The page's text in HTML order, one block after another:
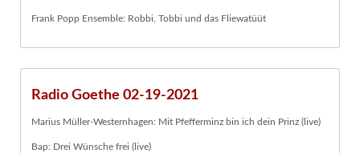
Frank Popp Ensemble: Robbi, Tobbi und das Fliewatüüt
Radio Goethe 02-19-2021
Marius Müller-Westernhagen: Mit Pfefferminz bin ich dein Prinz (live)
Bap: Drei Wünsche frei (live)